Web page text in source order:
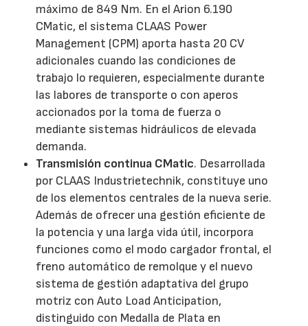
máximo de 849 Nm. En el Arion 6.190
CMatic, el sistema CLAAS Power
Management (CPM) aporta hasta 20 CV
adicionales cuando las condiciones de
trabajo lo requieren, especialmente durante
las labores de transporte o con aperos
accionados por la toma de fuerza o
mediante sistemas hidráulicos de elevada
demanda.
Transmisión continua CMatic. Desarrollada
por CLAAS Industrietechnik, constituye uno
de los elementos centrales de la nueva serie.
Además de ofrecer una gestión eficiente de
la potencia y una larga vida útil, incorpora
funciones como el modo cargador frontal, el
freno automático de remolque y el nuevo
sistema de gestión adaptativa del grupo
motriz con Auto Load Anticipation,
distinguido con Medalla de Plata en